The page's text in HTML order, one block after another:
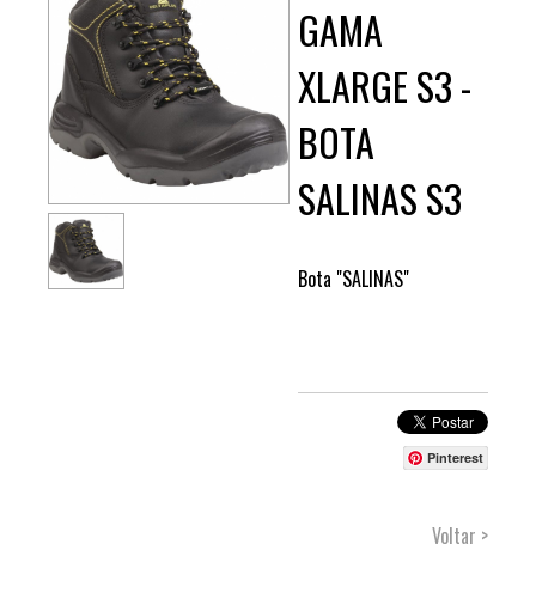
GAMA
XLARGE S3 -
BOTA
SALINAS S3
Bota "SALINAS"
Pinterest
Voltar >